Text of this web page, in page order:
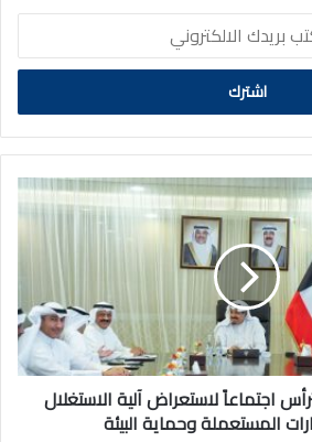
اجتماعاً لاستعراض آلية الاستغلال
المستعملة وحماية البيئة